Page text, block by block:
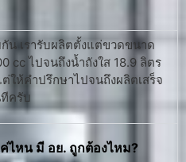
น เรารับผลิตตั้งแต่ขวดขนาด
cc ไปจนถึงน้ำถังใส 18.9 ลิตร
ให้คำปรึกษาไปจนถึงผลิตเสร็จ
ครับ
หน มี อย. ถูกต้องไหม?